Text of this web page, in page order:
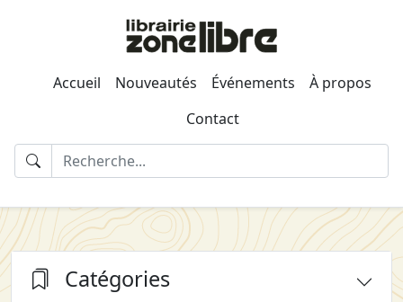
Accueil Nouveautés Événements
À propos
Contact
Catégories